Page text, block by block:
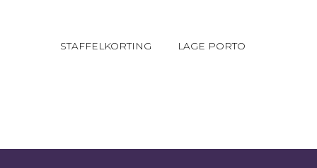
STAFFELKORTING LAGE PORTO